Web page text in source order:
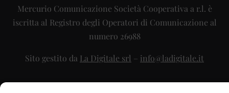
Mercurio Comunicazione Società Cooperativa a r.l. è
iscritta al Registro degli Operatori di Comunicazione al
numero 26988
Sito gestito da La Digitale srl – info@ladigitale.it